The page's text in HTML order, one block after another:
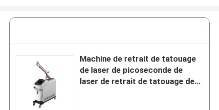
Machine de retrait de tatouage
de laser de picoseconde de
laser de retrait de tatouage de